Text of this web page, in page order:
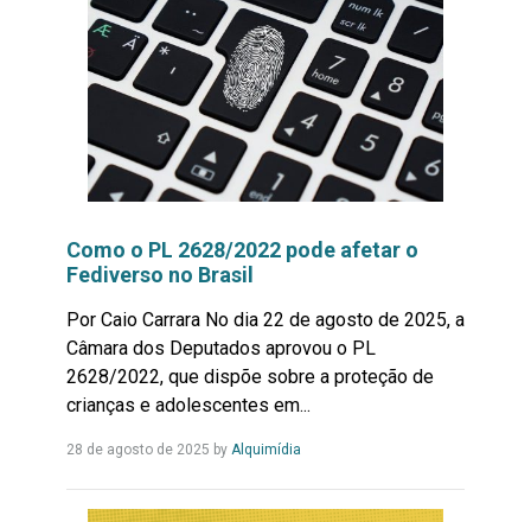
Como o PL 2628/2022 pode afetar o
Fediverso no Brasil
Por Caio Carrara No dia 22 de agosto de 2025, a
Câmara dos Deputados aprovou o PL
2628/2022, que dispõe sobre a proteção de
crianças e adolescentes em...
28 de agosto de 2025 by AlquimídiaLeia